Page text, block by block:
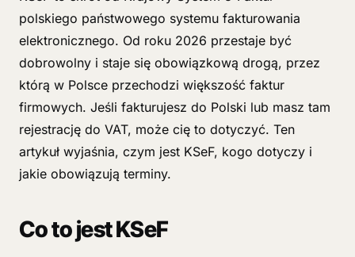
polskiego państwowego systemu fakturowania
elektronicznego. Od roku 2026 przestaje być
dobrowolny i staje się obowiązkową drogą, przez
którą w Polsce przechodzi większość faktur
firmowych. Jeśli fakturujesz do Polski lub masz tam
rejestrację do VAT, może cię to dotyczyć. Ten
artykuł wyjaśnia, czym jest KSeF, kogo dotyczy i
jakie obowiązują terminy.
Co to jest KSeF